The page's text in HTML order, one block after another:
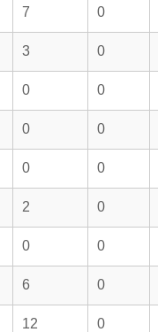
7 0
3 0
0 0
0 0
0 0
2 0
0 0
6 0
12 0